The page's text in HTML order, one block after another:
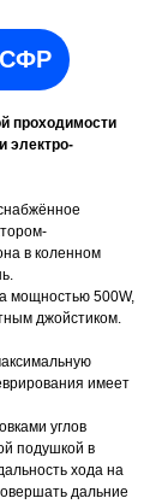
проходимости
электро-
в коленном
мощностью 500W,
джойстиком.
имеет
углов
подушкой в
хода на
дальние